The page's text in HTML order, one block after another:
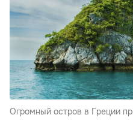
Огромный остров в Греции